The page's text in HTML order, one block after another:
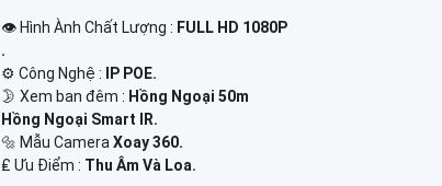
👁 Hình Ành Chất Lượng : FULL HD 1080P
.
⚙ Công Nghệ :
IP POE.
🌛 Xem ban đêm : Hồng Ngoại 50m
Hồng Ngoại Smart IR.
🔩 Mẫu CameraXoay 360.
️₤ Ưu Điểm : Thu Âm Và Loa.